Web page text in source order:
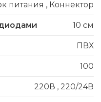
питания , Коннектор
10 см
ПВХ
100
220В , 220/24В